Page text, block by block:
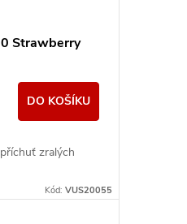
Strawberry
DO KOŠÍKU
zralých
Kód: VUS20055